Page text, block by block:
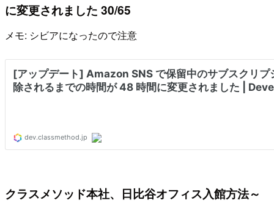
に変更されました 30/65
メモ: シビアになったので注意
クラスメソッド本社、日比谷オフィス入館方法～